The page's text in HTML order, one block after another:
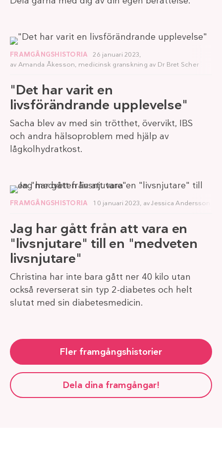
FRAMGÅNGSHISTORIA
26 januari 2023,
av Amanda Åkesson, medicinsk granskning av Dr Bret Scher
"Det har varit en
livsförändrande upplevelse"
Sacha blev av med sin trötthet, övervikt, IBS
och andra hälsoproblem med hjälp av
lågkolhydratkost.
FRAMGÅNGSHISTORIA 10 januari 2023, avJessica Andersson
Jag har gått från att vara en
"livsnjutare" till en "medveten
livsnjutare"
Christina har inte bara gått ner 40 kilo utan
också reverserat sin typ 2-diabetes och helt
slutat med sin diabetesmedicin.
Fler framgångshistorier
Dela dina framgångar!